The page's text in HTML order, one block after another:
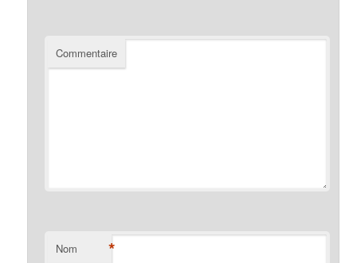
Commentaire
Nom *